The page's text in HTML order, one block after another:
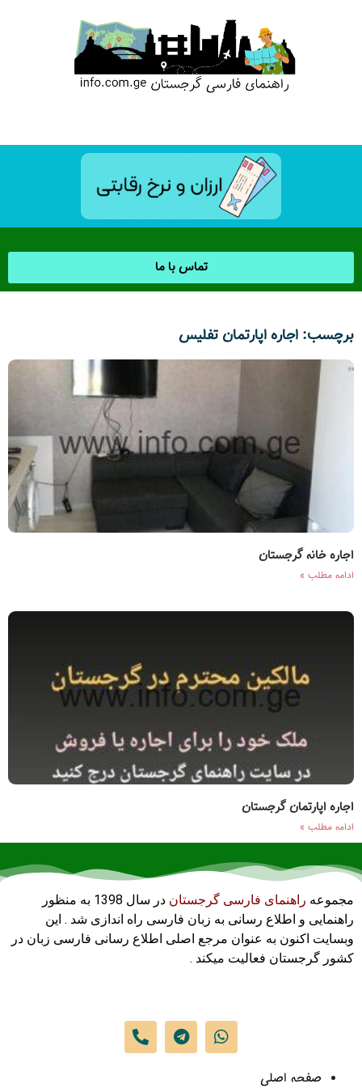
تماس با ما
برچسب: اجاره اپارتمان تفلیس
اجاره خانه گرجستان
ادامه مطلب »
اجاره اپارتمان گرجستان
ادامه مطلب »
مجموعه راهنمای فارسی گرجستان
در سال 1398 به منظور
راهنمایی و اطلاع رسانی به زبان فارسی راه اندازی شد . این
وبسایت اکنون به عنوان مرجع اصلی اطلاع رسانی فارسی زبان در
کشور گرجستان فعالیت میکند .
صفحه اصلی